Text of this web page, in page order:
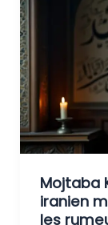
Mojtaba
iranien
les